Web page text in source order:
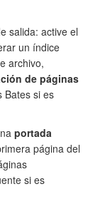
salida: active el
un índice
archivo,
de páginas
Bates si es
portada
página del
si es